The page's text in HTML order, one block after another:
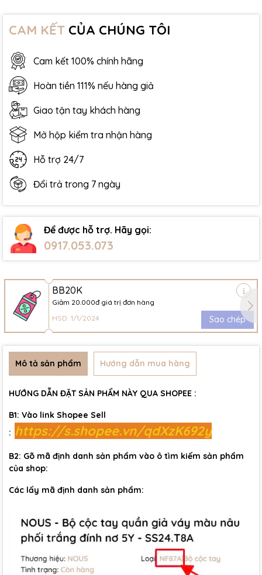
CAM KẾT CỦA CHÚNG TÔI
Cam kết 100% chính hãng
Hoàn tiền 111% nếu hàng giả
Giao tận tay khách hàng
Mở hộp kiểm tra nhận hàng
Hỗ trợ 24/7
Đổi trả trong 7 ngày
Để được hỗ trợ. Hãy gọi:
0917.053.073
BB20K
Giảm 20.000đ giá trị đơn hàng
HSD: 1/1/2024
Sao chép
Mô tả sản phẩm Hướng dẫn mua hàng
HƯỚNG DẪN ĐẶT SẢN PHẨM NÀY QUA SHOPEE :
B1: Vào link Shopee Sell
: https://s.shopee.vn/qdXzK692y
B2: Gõ mã định danh sản phẩm vào ô tìm kiếm sản phẩm
của shop:
Các lấy mã định danh sản phẩm: